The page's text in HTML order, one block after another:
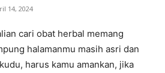
14, 2024
cari obat herbal memang
halamanmu masih asri dan
harus kamu amankan, jika